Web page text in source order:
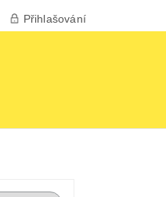
Přihlašování